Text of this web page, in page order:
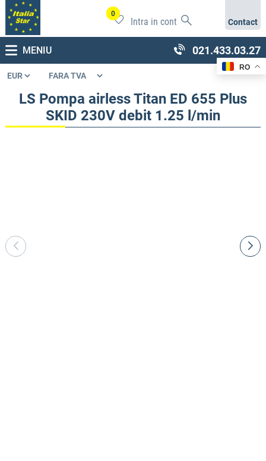
0
Intra in cont Contact
MENIU 021.433.03.27
LS Pompa airless Titan ED 655 Plus
SKID 230V debit 1.25 l/min
RO